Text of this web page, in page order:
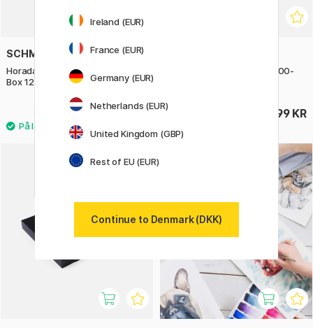
SCHMINCKE
Horadam Aquarell Tub Wooden
Box 12x20 ml
1119 KR
Soft Pastel Wooden Box 200-
7599 KR
Ireland (EUR)
France (EUR)
Germany (EUR)
Netherlands (EUR)
United Kingdom (GBP)
Rest of EU (EUR)
Continue to Denmark (DKK)